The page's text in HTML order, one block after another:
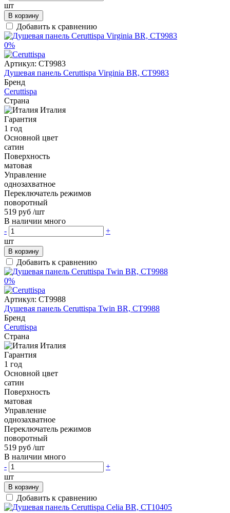
шт
В корзину
Добавить к сравнению
0%
Артикул: CT9983
Душевая панель Ceruttispa Virginia BR, CT9983
Бренд
Ceruttispa
Страна
Италия
Гарантия
1 год
Основной цвет
сатин
Поверхность
матовая
Управление
однозахватное
Переключатель режимов
поворотный
519 руб /шт
В наличии много
-
+
шт
В корзину
Добавить к сравнению
0%
Артикул: CT9988
Душевая панель Ceruttispa Twin BR, CT9988
Бренд
Ceruttispa
Страна
Италия
Гарантия
1 год
Основной цвет
сатин
Поверхность
матовая
Управление
однозахватное
Переключатель режимов
поворотный
519 руб /шт
В наличии много
-
+
шт
В корзину
Добавить к сравнению